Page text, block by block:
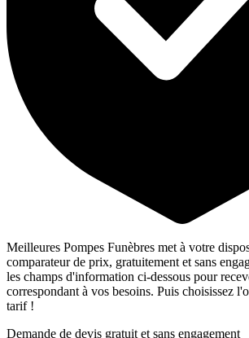
Meilleures Pompes Funèbres met à votre
comparateur de prix, gratuitement et sans
les champs d'information ci-dessous pour
correspondant à vos besoins. Puis choisissez
tarif !
Demande de devis gratuit et sans engagement